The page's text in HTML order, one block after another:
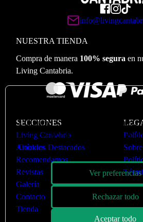
NUESTRA TIENDA
Compra de manera 100% segura en
Living Cantabria.
SECCIONES
Living Cantabria
Artículos Destacados
Recomendamos
Revistas
Galería
Contacto
Tienda
Utilizamos cookies para optimizar
nuestro servicio. Puede ver más
Cookies
Ver preferencias
Rechazar todo
Aceptar todo